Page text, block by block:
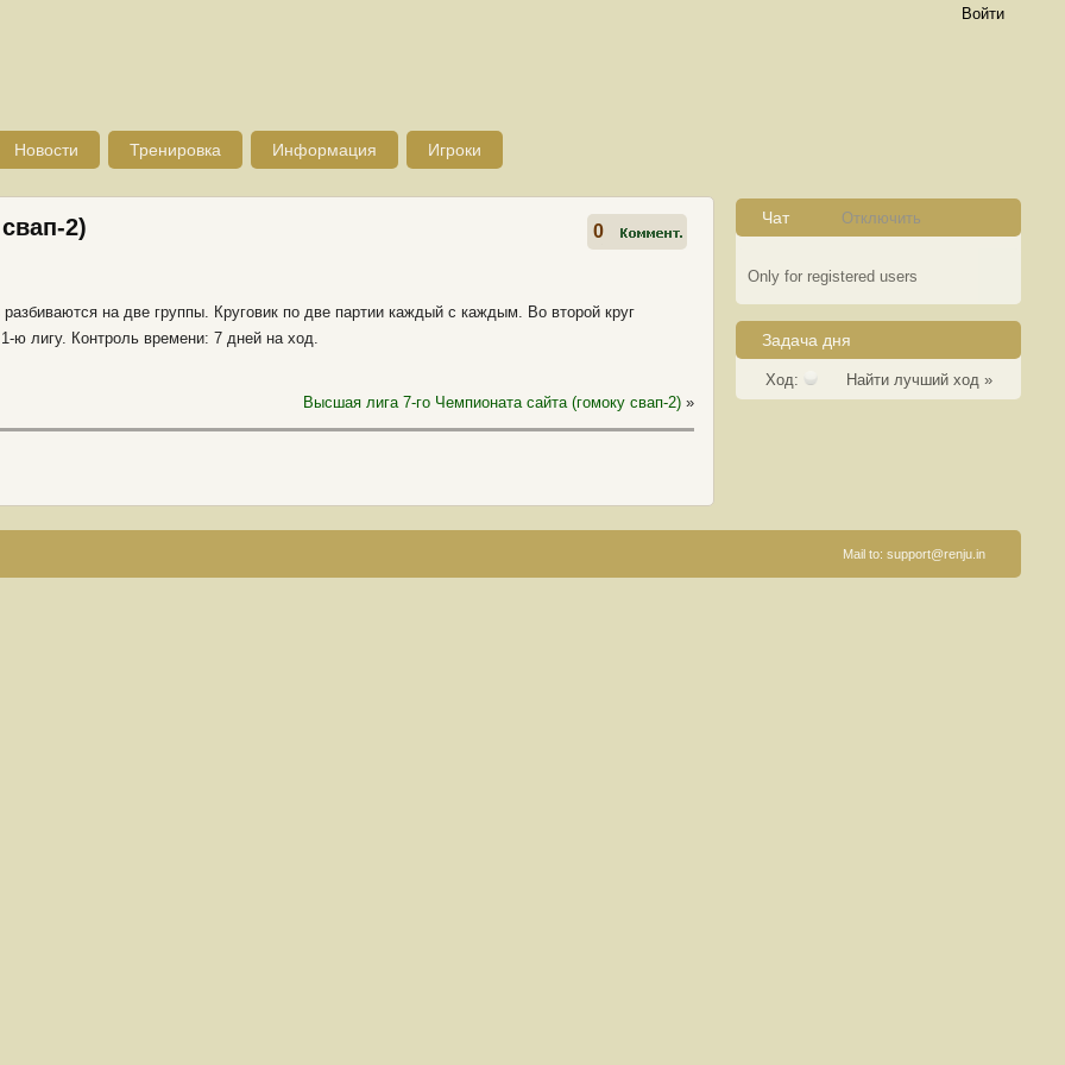
Войти
Новости Тренировка Информация Игроки
2) 0
на две группы. Круговик по две партии каждый с каждым. Во второй круг
ю лигу. Контроль времени: 7 дней на ход.
Высшая лига 7-го Чемпионата сайта (гомоку свап-2) »
Чат Отключить
Only for registered users
Задача дня
Ход: Найти лучший ход »
Mail to: support@renju.in